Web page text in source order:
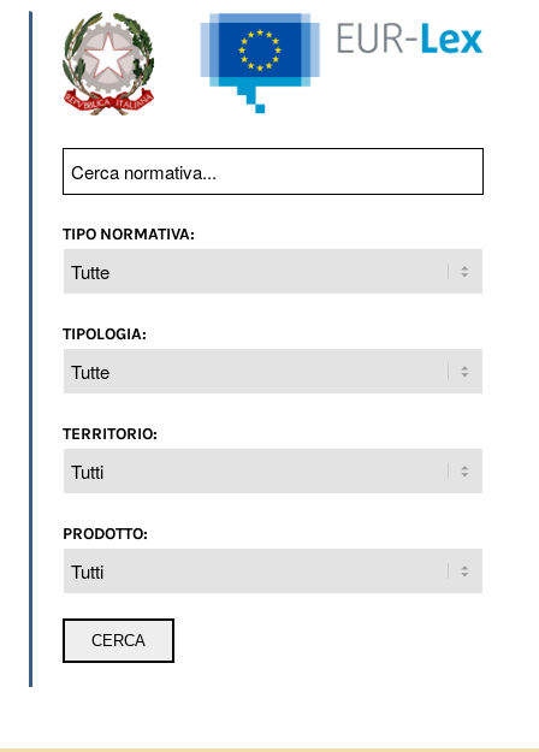
TIPO NORMATIVA:
TIPOLOGIA:
TERRITORIO:
PRODOTTO: